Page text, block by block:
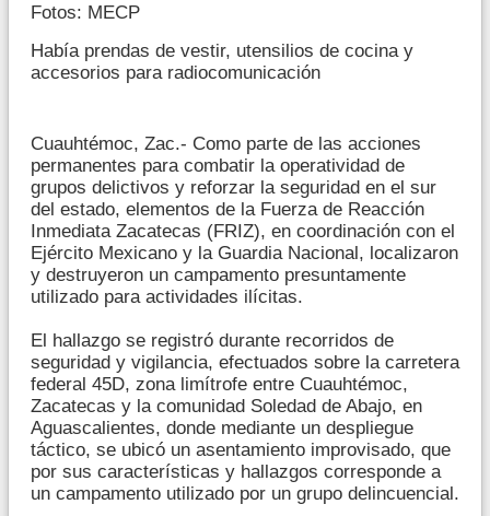
Fotos: MECP
Había prendas de vestir, utensilios de cocina y
accesorios para radiocomunicación
Cuauhtémoc, Zac.- Como parte de las acciones
permanentes para combatir la operatividad de
grupos delictivos y reforzar la seguridad en el sur
del estado, elementos de la Fuerza de Reacción
Inmediata Zacatecas (FRIZ), en coordinación con el
Ejército Mexicano y la Guardia Nacional, localizaron
y destruyeron un campamento presuntamente
utilizado para actividades ilícitas.
El hallazgo se registró durante recorridos de
seguridad y vigilancia, efectuados sobre la carretera
federal 45D, zona limítrofe entre Cuauhtémoc,
Zacatecas y la comunidad Soledad de Abajo, en
Aguascalientes, donde mediante un despliegue
táctico, se ubicó un asentamiento improvisado, que
por sus características y hallazgos corresponde a
un campamento utilizado por un grupo delincuencial.